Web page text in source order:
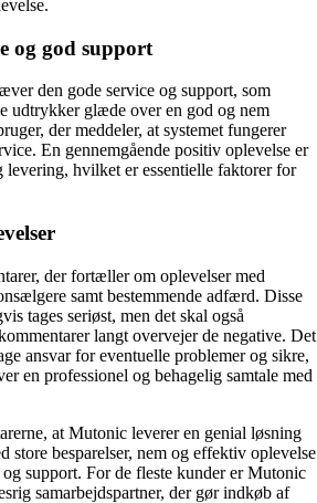
og god support
den gode service og support, som
udtrykker glæde over en god og nem
der meddeler, at systemet fungerer
En gennemgående positiv oplevelse er
levering, hvilket er essentielle faktorer for
der fortæller om oplevelser med
samt bestemmende adfærd. Disse
tages seriøst, men det skal også
langt overvejer de negative. Det
ansvar for eventuelle problemer og sikre,
en professionel og behagelig samtale med
at Mutonic leverer en genial løsning
store besparelser, nem og effektiv oplevelse
support. For de fleste kunder er Mutonic
samarbejdspartner, der gør indkøb af